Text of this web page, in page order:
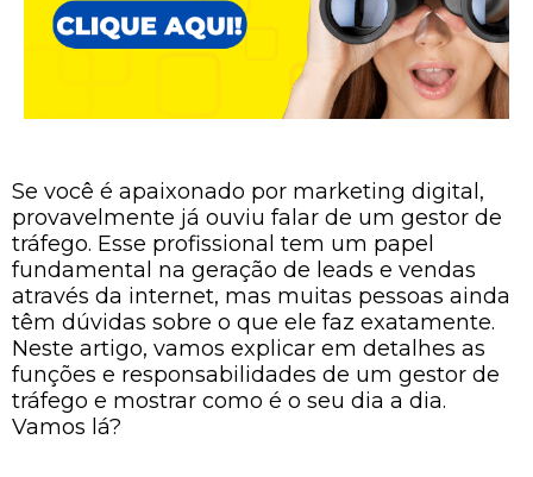
Se você é apaixonado por marketing digital,
provavelmente já ouviu falar de um gestor de
tráfego. Esse profissional tem um papel
fundamental na geração de leads e vendas
através da internet, mas muitas pessoas ainda
têm dúvidas sobre o que ele faz exatamente.
Neste artigo, vamos explicar em detalhes as
funções e responsabilidades de um gestor de
tráfego e mostrar como é o seu dia a dia.
Vamos lá?